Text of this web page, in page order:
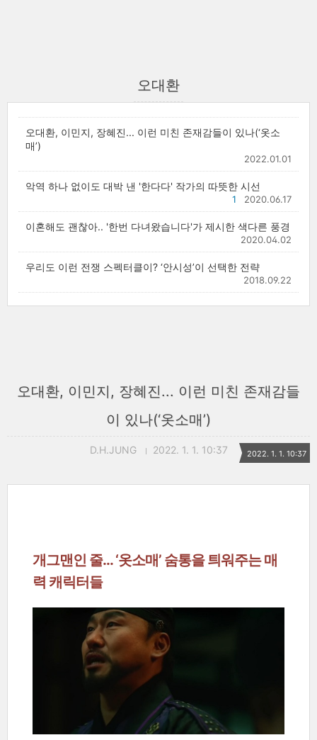
오대환
오대환, 이민지, 장혜진... 이런 미친 존재감들이 있나(‘옷소
매’)
2022.01.01
악역 하나 없이도 대박 낸 '한다다' 작가의 따뜻한 시선
2020.06.17
1
이혼해도 괜찮아.. '한번 다녀왔습니다'가 제시한 색다른 풍경
2020.04.02
우리도 이런 전쟁 스펙터클이? ‘안시성’이 선택한 전략
2018.09.22
오대환, 이민지, 장혜진... 이런 미친 존재감들
이 있나(‘옷소매’)
D.H.JUNG 2022. 1. 1. 10:37 2022. 1. 1. 10:37
개그맨인 줄... ‘옷소매’ 숨통을 틔워주는 매
력 캐릭터들